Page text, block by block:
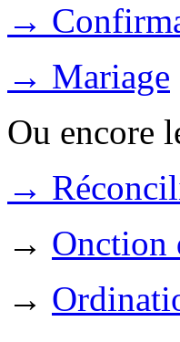
→
→ Mariage
Ou encore
→
→ Onction
→